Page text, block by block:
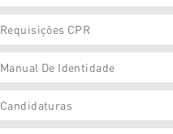
Requisições CPR
Manual De Identidade
Candidaturas